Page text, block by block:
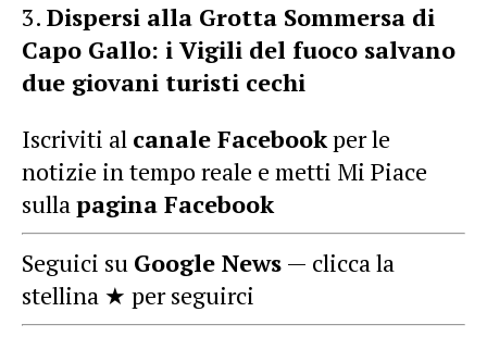
Dispersi alla Grotta Sommersa di
Capo Gallo: i Vigili del fuoco salvano
due giovani turisti cechi
Iscriviti al canale Facebookper le
notizie in tempo reale e metti Mi Piace
sullapagina Facebook
Seguici su Google News — clicca la
stellina ★ per seguirci